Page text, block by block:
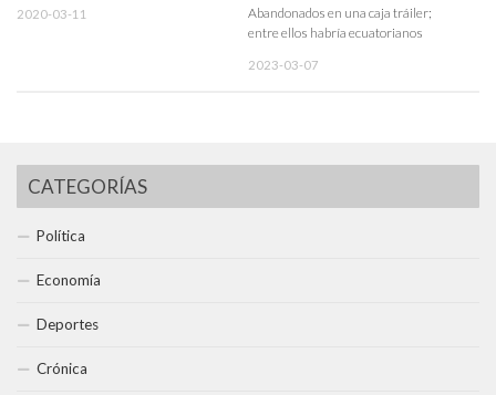
2020-03-11
Abandonados en una caja tráiler;
entre ellos habría ecuatorianos
2023-03-07
CATEGORÍAS
Política
Economía
Deportes
Crónica